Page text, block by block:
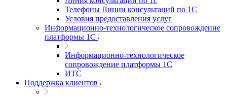
Телефоны Линии консультаций по 1С
Условия предоставления услуг
Информационно-технологическое сопровождение
платформы 1С
Информационно-технологическое
сопровождение платформы 1С
ИТС
Поддержка клиентов